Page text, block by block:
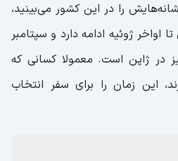
را در این کشور می‌بینید،
اواخر ژوئیه ادامه دارد و سپتامبر
در ژاپن است. معمولا کسانی که
این زمان را برای سفر انتخاب